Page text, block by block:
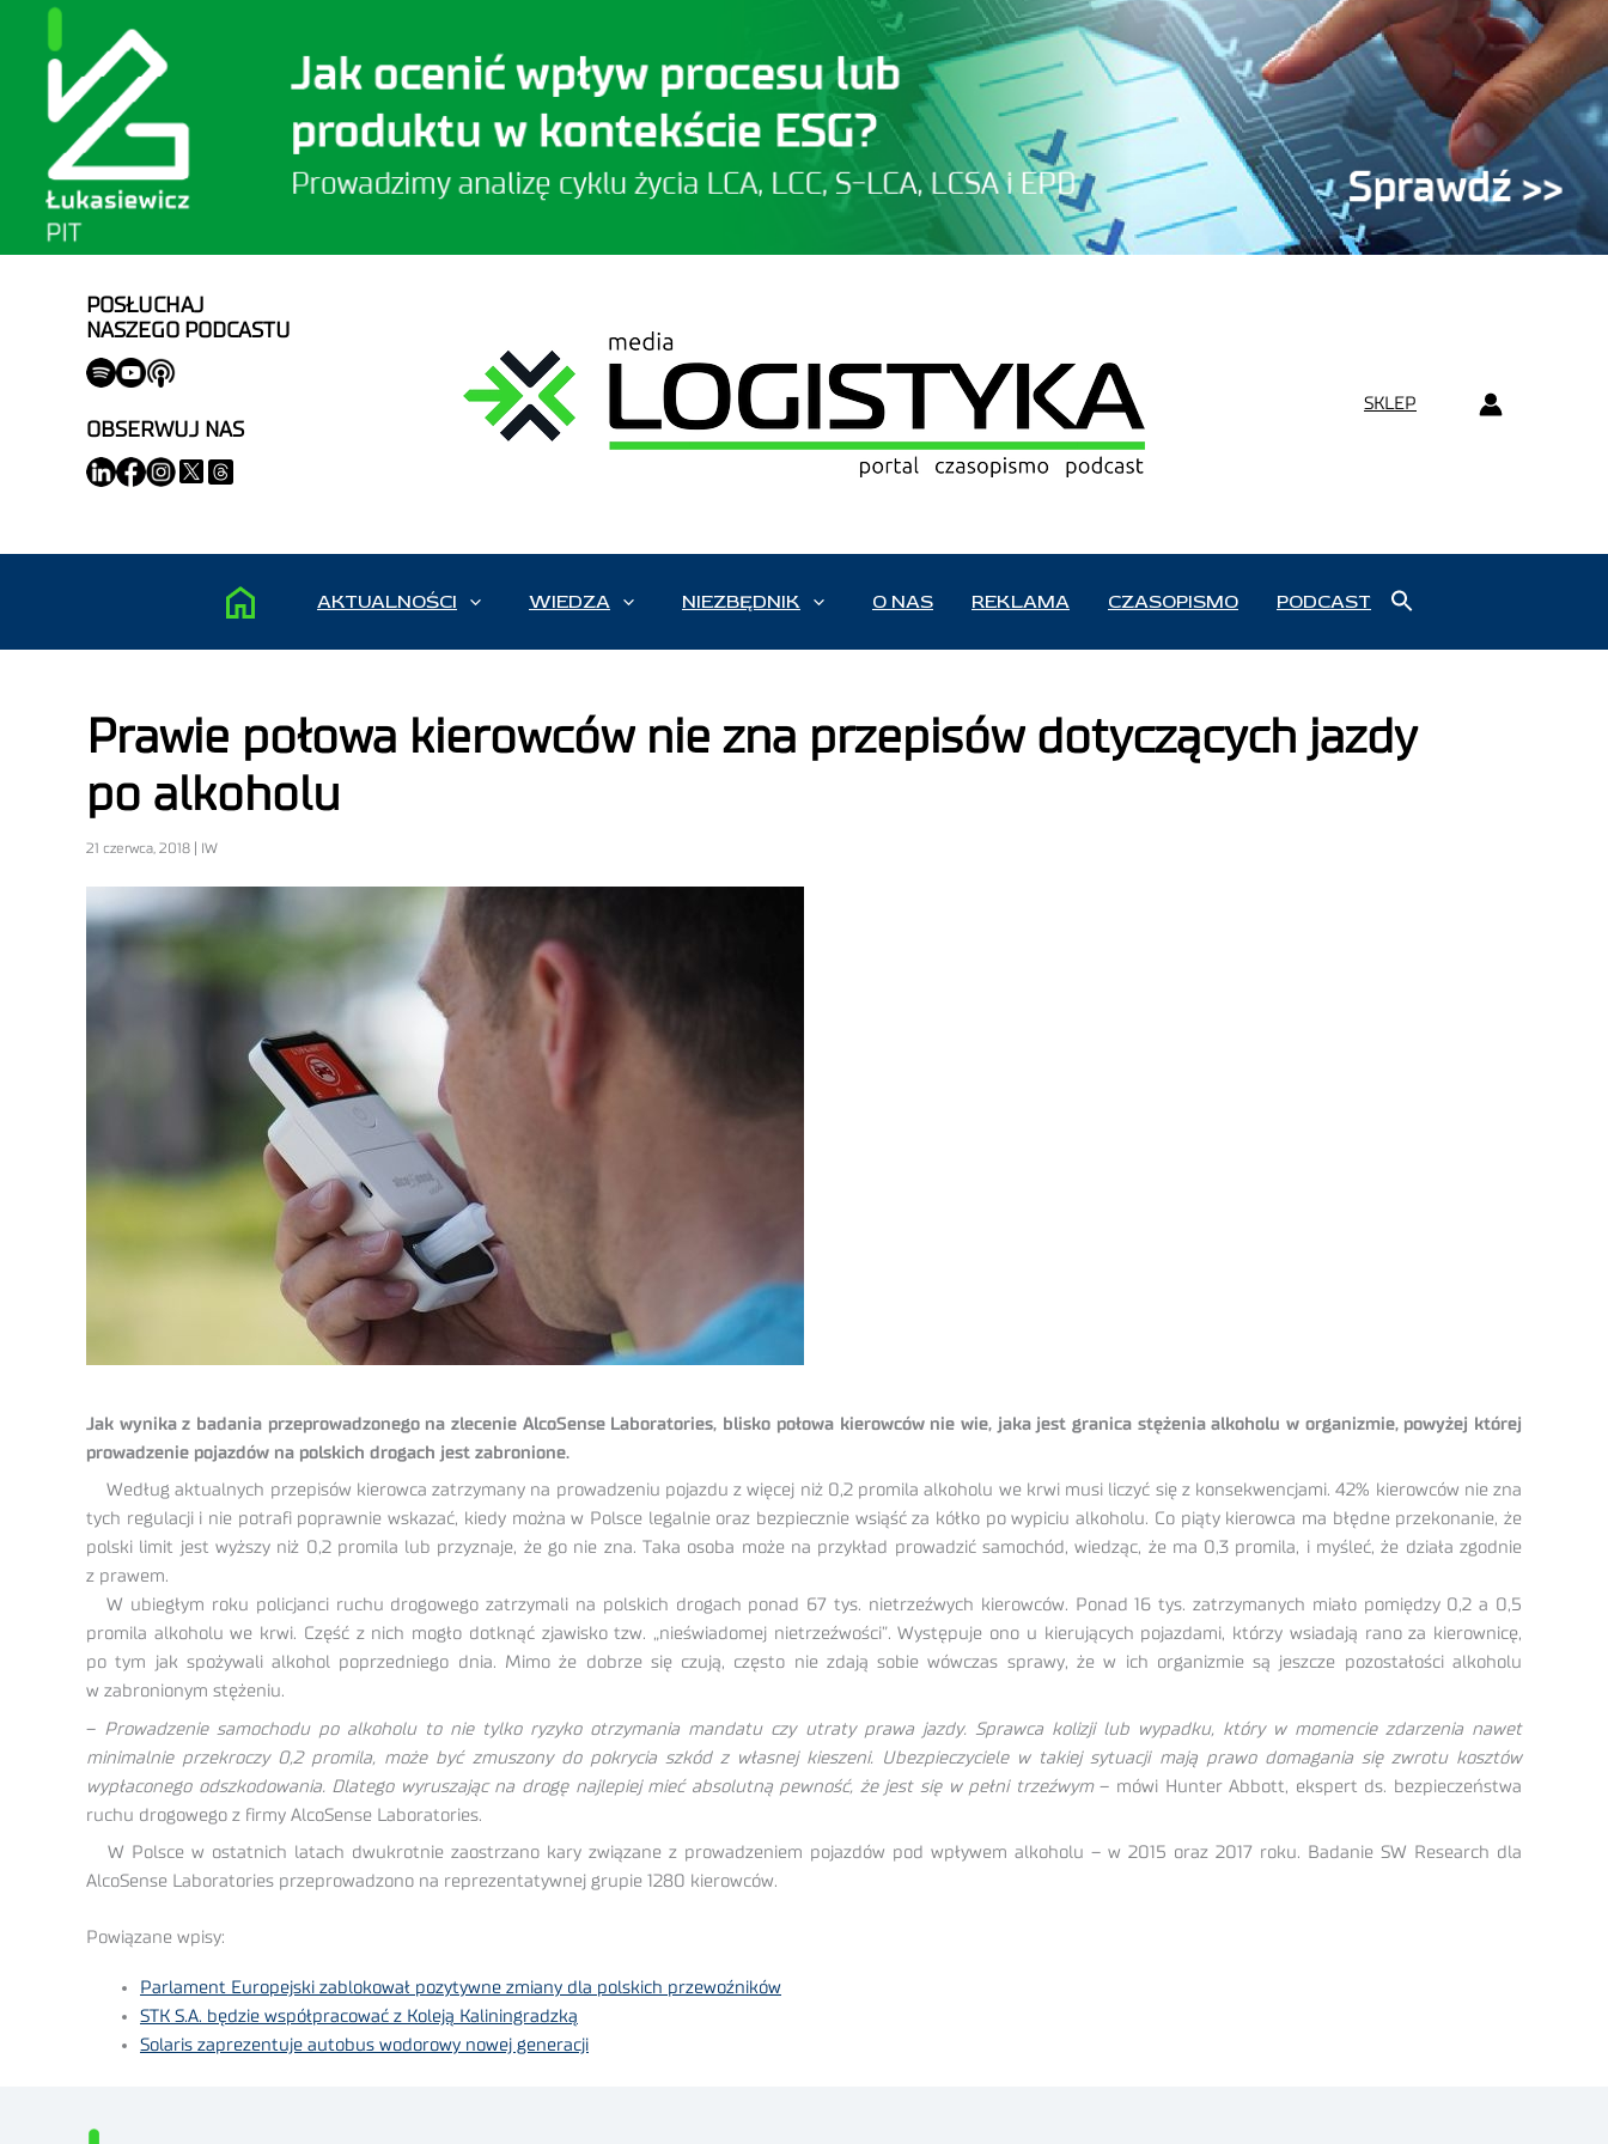
POSŁUCHAJ
NASZEGO PODCASTU
OBSERWUJ NAS
SKLEP
AKTUALNOŚCI WIEDZA NIEZBĘDNIK O NAS REKLAMA CZASOPISMO PODCAST
Prawie połowa kierowców nie zna przepisów dotyczących jazdy
po alkoholu
21 czerwca, 2018 | IW
Jak wynika z badania przeprowadzonego na zlecenie AlcoSense Laboratories, blisko połowa kierowców nie wie, jaka jest granica stężenia alkoholu w organizmie, powyżej której
prowadzenie pojazdów na polskich drogach jest zabronione.
Według aktualnych przepisów kierowca zatrzymany na prowadzeniu pojazdu z więcej niż 0,2 promila alkoholu we krwi musi liczyć się z konsekwencjami. 42% kierowców nie zna
tych regulacji i nie potrafi poprawnie wskazać, kiedy można w Polsce legalnie oraz bezpiecznie wsiąść za kółko po wypiciu alkoholu. Co piąty kierowca ma błędne przekonanie, że
polski limit jest wyższy niż 0,2 promila lub przyznaje, że go nie zna. Taka osoba może na przykład prowadzić samochód, wiedząc, że ma 0,3 promila, i myśleć, że działa zgodnie
z prawem.
W ubiegłym roku policjanci ruchu drogowego zatrzymali na polskich drogach ponad 67 tys. nietrzeźwych kierowców. Ponad 16 tys. zatrzymanych miało pomiędzy 0,2 a 0,5
promila alkoholu we krwi. Część z nich mogło dotknąć zjawisko tzw. „nieświadomej nietrzeźwości”. Występuje ono u kierujących pojazdami, którzy wsiadają rano za kierownicę,
po tym jak spożywali alkohol poprzedniego dnia. Mimo że dobrze się czują, często nie zdają sobie wówczas sprawy, że w ich organizmie są jeszcze pozostałości alkoholu
w zabronionym stężeniu.
– Prowadzenie samochodu po alkoholu to nie tylko ryzyko otrzymania mandatu czy utraty prawa jazdy. Sprawca kolizji lub wypadku, który w momencie zdarzenia nawet
minimalnie przekroczy 0,2 promila, może być zmuszony do pokrycia szkód z własnej kieszeni. Ubezpieczyciele w takiej sytuacji mają prawo domagania się zwrotu kosztów
wypłaconego odszkodowania. Dlatego wyruszając na drogę najlepiej mieć absolutną pewność, że jest się w pełni trzeźwym– mówi Hunter Abbott, ekspert ds. bezpieczeństwa
ruchu drogowego z firmy AlcoSense Laboratories.
W Polsce w ostatnich latach dwukrotnie zaostrzano kary związane z prowadzeniem pojazdów pod wpływem alkoholu – w 2015 oraz 2017 roku. Badanie SW Research dla
AlcoSense Laboratories przeprowadzono na reprezentatywnej grupie 1280 kierowców.
Powiązane wpisy:
Parlament Europejski zablokował pozytywne zmiany dla polskich przewoźników
STK S.A. będzie współpracować z Koleją Kaliningradzką
Solaris zaprezentuje autobus wodorowy nowej generacji